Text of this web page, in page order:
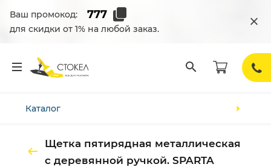
Ваш промокод:
для скидки от 1% на любой заказ.
Каталог
Щетка пятирядная металлическая
с деревянной ручкой. SPARTA